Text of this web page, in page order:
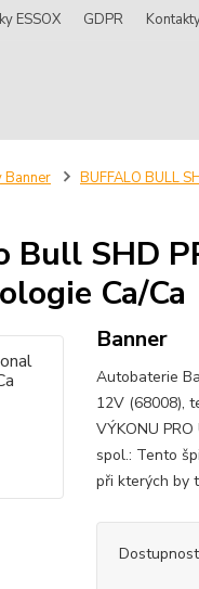
ESSOX GDPR
Banner BUFFALO BULL
SHD
Ca/Ca
Banner
Autobaterie
12V (68008),
VÝKONU
spol.: Tento
při kterých by
Dostupnost